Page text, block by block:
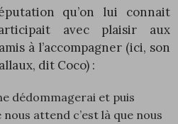
qu’on lui connait
avec plaisir aux
à l’accompagner (ici, son
dit Coco) :
dédommagerai et puis
attend c’est là que nous